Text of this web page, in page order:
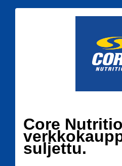
Core
suljettu.